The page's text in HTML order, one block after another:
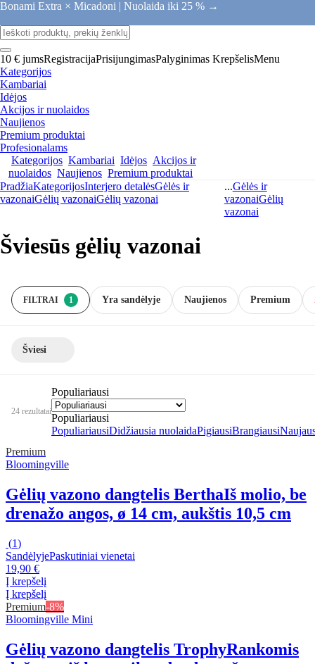
Bonami Extra × Micadoni | Nuolaida iki 25 % →
10 € jumsRegistracijaPrisijungimasPalyginimas KrepšelisMenu
Kategorijos
Kambariai
Idėjos
Akcijos ir nuolaidos
Naujienos
Premium produktai
Profesionalams
Kategorijos Kambariai Idėjos Akcijos ir
nuolaidos Naujienos Premium produktai
PradžiaKategorijosInterjero detalėsGėlės ir
vazonaiGėlių vazonaiGėlių vazonai
...Gėlės ir
vazonaiGėlių
vazonai
Šviesūs gėlių vazonai
FILTRAI 1 Yra sandėlyje Premium
Naujienos
Šviesi
24 rezultatai
Populiariausi
Populiariausi
PopuliariausiDidžiausia nuolaidaPigiausiBrangiausi
Premium
Bloomingville
Gėlių vazono dangtelis BerthaIš molio, be
drenažo angos, ø 14 cm, aukštis 10,5 cm
(1)
SandėlyjePaskutiniai vienetai
19,90 €
Į krepšelį
Į krepšelį
Premium-8%
Bloomingville Mini
Gėlių vazono dangtelis TrophyRankomis